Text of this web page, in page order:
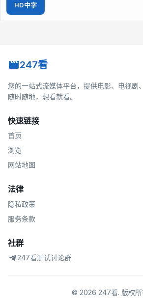
HD中字
247看
您的一站式流媒体平台，提供电影、电视剧
随时随地，想看就看。
快速链接
首页
浏览
网站地图
法律
隐私政策
服务条款
社群
247看测试讨论群
© 2026 247看. 版权